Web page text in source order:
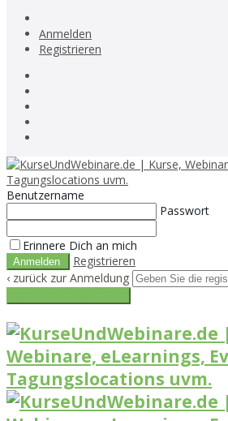
Anmelden
Registrieren
Benutzername
Passwort
Erinnere Dich an mich
Registrieren
‹ zurück zur Anmeldung